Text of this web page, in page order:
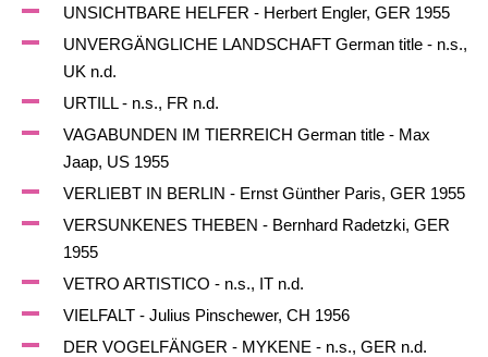
UNSICHTBARE HELFER - Herbert Engler, GER 1955
UNVERGÄNGLICHE LANDSCHAFT German title - n.s.,
UK n.d.
URTILL - n.s., FR n.d.
VAGABUNDEN IM TIERREICH German title - Max
Jaap, US 1955
VERLIEBT IN BERLIN - Ernst Günther Paris, GER 1955
VERSUNKENES THEBEN - Bernhard Radetzki, GER
1955
VETRO ARTISTICO - n.s., IT n.d.
VIELFALT - Julius Pinschewer, CH 1956
DER VOGELFÄNGER - MYKENE - n.s., GER n.d.